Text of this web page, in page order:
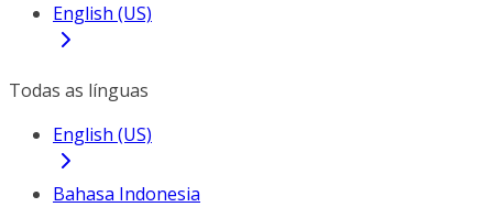
English (US)
Todas as línguas
English (US)
Bahasa Indonesia